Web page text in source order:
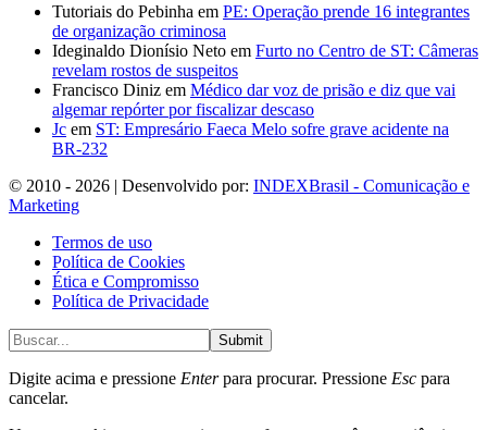
Tutoriais do Pebinha em PE: Operação prende 16 integrantes
de organização criminosa
Ideginaldo Dionísio Neto em Furto no Centro de ST: Câmeras
revelam rostos de suspeitos
Francisco Diniz em Médico dar voz de prisão e diz que vai
algemar repórter por fiscalizar descaso
Jc em ST: Empresário Faeca Melo sofre grave acidente na
BR-232
© 2010 - 2026 | Desenvolvido por: INDEXBrasil - Comunicação e
Marketing
Termos de uso
Política de Cookies
Ética e Compromisso
Política de Privacidade
Submit
Digite acima e pressione Enterpara procurar. Pressione Esc para
cancelar.